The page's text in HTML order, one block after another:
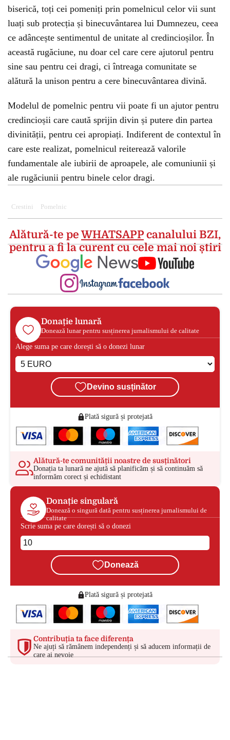
biserică, toți cei pomeniți prin pomelnicul celor vii sunt
luați sub protecția și binecuvântarea lui Dumnezeu, ceea
ce adâncește sentimentul de unitate al credincioșilor. În
această rugăciune, nu doar cel care cere ajutorul pentru
sine sau pentru cei dragi, ci întreaga comunitate se
alătură la unison pentru a cere binecuvântarea divină.
Modelul de pomelnic pentru vii poate fi un ajutor pentru
credincioșii care caută sprijin divin și putere din partea
divinității, pentru cei apropiați. Indiferent de contextul în
care este realizat, pomelnicul reiterează valorile
fundamentale ale iubirii de aproapele, ale comuniunii și
ale rugăciunii pentru binele celor dragi.
Crestini Pomelnic
Alătură-te peWHATSAPPcanalului BZI,
pentru a fi la curent cu cele mai noi știri
Donație lunară
Donează lunar pentru susținerea jurnalismului de calitate
Alege suma pe care dorești să o donezi lunar
Devino susținător
Plată sigură și protejată
Alătură-te comunității noastre de susținători
Donația ta lunară ne ajută să planificăm și să continuăm să
informăm corect și echidistant
Donație singulară
Donează o singură dată pentru susținerea jurnalismului de
calitate
Scrie suma pe care dorești să o donezi
Donează
Plată sigură și protejată
Contribuția ta face diferența
Ne ajuți să rămânem independenți și să aducem informații de
care ai nevoie